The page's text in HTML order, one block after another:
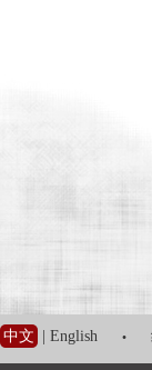
中文 English ·